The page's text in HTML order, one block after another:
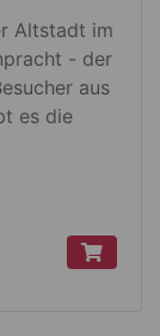
Altstadt im
- der
aus
es die
Foto-